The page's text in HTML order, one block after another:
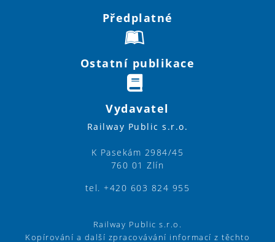
Předplatné
Ostatní publikace
Vydavatel
Railway Public s.r.o.
K Pasekám 2984/45
760 01 Zlín
tel. +420 603 824 955
Railway Public s.r.o.
Kopírování a další zpracovávání informací z těchto